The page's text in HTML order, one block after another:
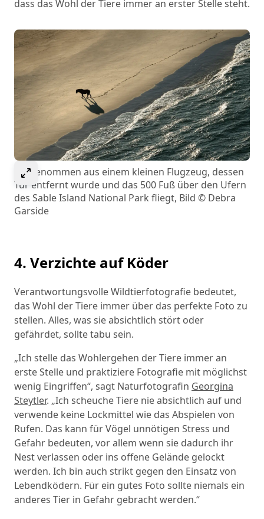
dass das Wohl der Tiere immer an erster Stelle steht.
Select to expand image
Aufgenommen aus einem kleinen Flugzeug, dessen
Tür entfernt wurde und das 500 Fuß über den Ufern
des Sable Island National Park fliegt, Bild © Debra
Garside
4. Verzichte auf Köder
Verantwortungsvolle Wildtierfotografie bedeutet,
das Wohl der Tiere immer über das perfekte Foto zu
stellen. Alles, was sie absichtlich stört oder
gefährdet, sollte tabu sein.
„Ich stelle das Wohlergehen der Tiere immer an
erste Stelle und praktiziere Fotografie mit möglichst
wenig Eingriffen“, sagt Naturfotografin Georgina
Steytler. „Ich scheuche Tiere nie absichtlich auf und
verwende keine Lockmittel wie das Abspielen von
Rufen. Das kann für Vögel unnötigen Stress und
Gefahr bedeuten, vor allem wenn sie dadurch ihr
Nest verlassen oder ins offene Gelände gelockt
werden. Ich bin auch strikt gegen den Einsatz von
Lebendködern. Für ein gutes Foto sollte niemals ein
anderes Tier in Gefahr gebracht werden.“